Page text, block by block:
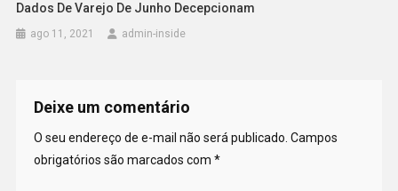
Dados De Varejo De Junho Decepcionam
ago 11, 2021 admin-inside
Deixe um comentário
O seu endereço de e-mail não será publicado. Campos
obrigatórios são marcados com *